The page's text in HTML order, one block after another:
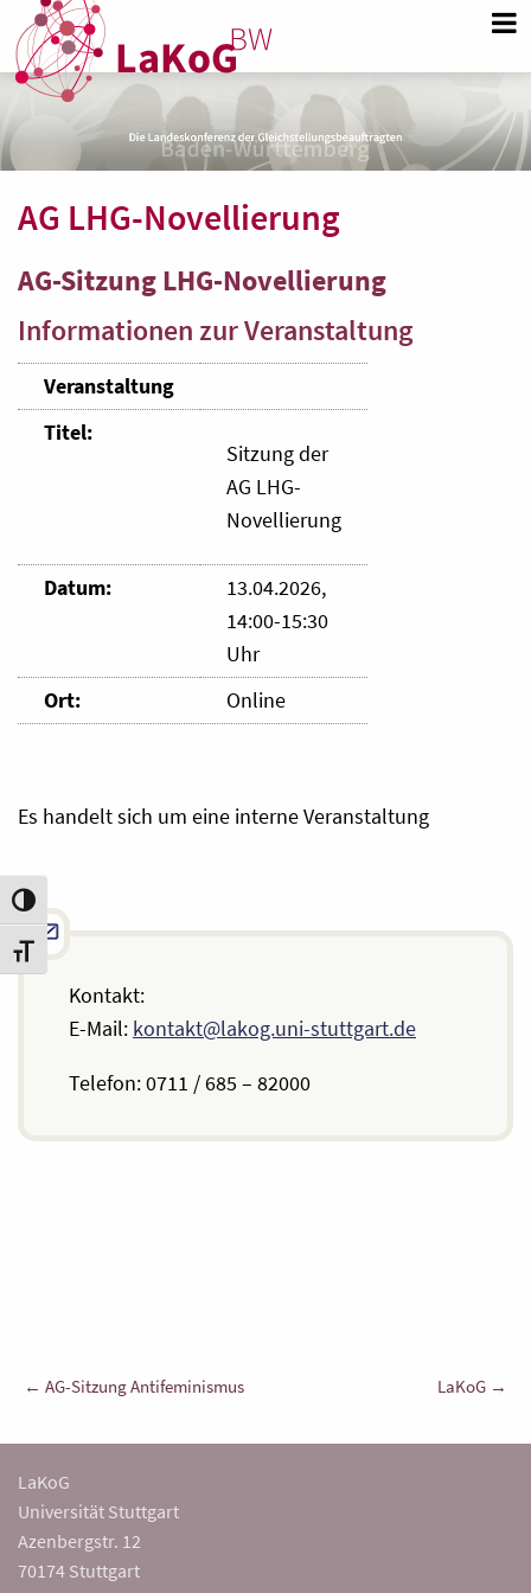
Umschalten auf hohe Kontraste
Schrift vergrößern
AG LHG-Novellierung
AG-Sitzung LHG-Novellierung
Informationen zur Veranstaltung
Veranstaltung
Titel:
Sitzung der
AG LHG-
Novellierung
Datum:
13.04.2026,
14:00-15:30
Uhr
Ort:
Online
Es handelt sich um eine interne Veranstaltung
Kontakt:
E-Mail: kontakt@lakog.uni-stuttgart.de
Telefon: 0711 / 685 – 82000
Beitragsnavigation
← AG-Sitzung Antifeminismus LaKoG →
LaKoG
Universität Stuttgart
Azenbergstr. 12
70174 Stuttgart